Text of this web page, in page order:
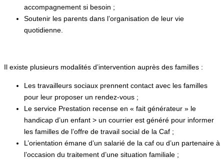
accompagnement si besoin ;
Soutenir les parents dans l’organisation de leur vie
quotidienne.
Il existe plusieurs modalités d’intervention auprès des familles :
Les travailleurs sociaux prennent contact avec les familles
pour leur proposer un rendez-vous ;
Le service Prestation recense en « fait générateur » le
handicap d’un enfant > un courrier est généré pour informer
les familles de l’offre de travail social de la Caf ;
L’orientation émane d’un salarié de la caf ou d’un partenaire à
l’occasion du traitement d’une situation familiale ;